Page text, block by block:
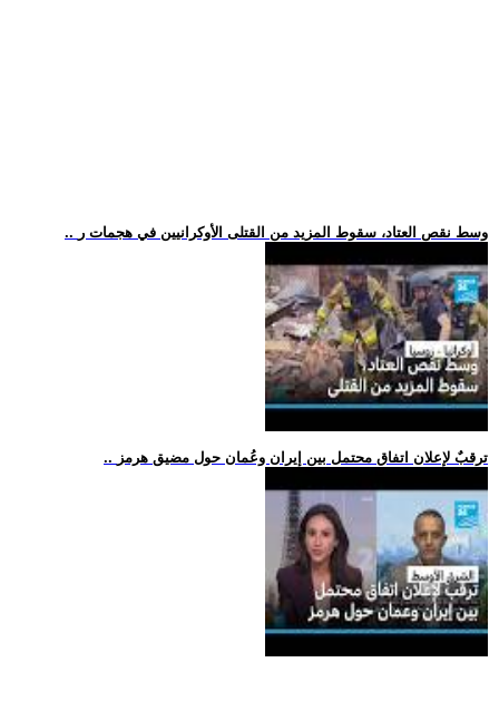
.. وسط نقص العتاد، سقوط المزيد من القتلى الأوكرانيين في هجمات ر
.. ترقبٌ لإعلان اتفاق محتمل بين إيران وعُمان حول مضيق هرمز